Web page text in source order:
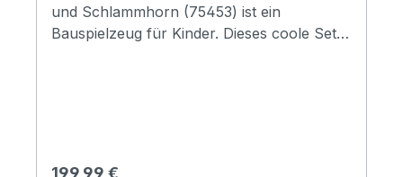
und Schlammhorn (75453) ist ein
Bauspielzeug für Kinder. Dieses coole Set
The Mandalorian. Und ein bewegliches
Regulärer Preis:
199,99 €